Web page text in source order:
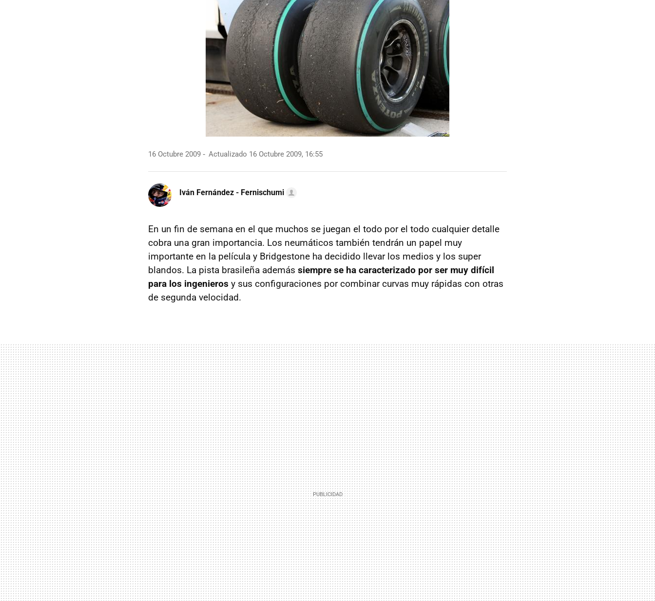
16 Octubre 2009 Actualizado 16 Octubre 2009, 16:55
Iván Fernández - Fernischumi
En un fin de semana en el que muchos se juegan el todo por el todo cualquier detalle
cobra una gran importancia. Los neumáticos también tendrán un papel muy
importante en la película y Bridgestone ha decidido llevar los medios y los super
blandos. La pista brasileña además siempre se ha caracterizado por ser muy difícil
para los ingenieros y sus configuraciones por combinar curvas muy rápidas con otras
de segunda velocidad.